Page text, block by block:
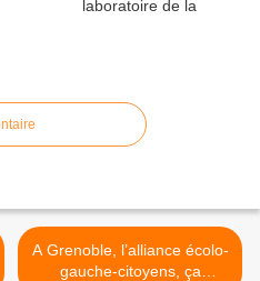
A Grenoble, l’alliance écolo-
gauche-citoyens, ça